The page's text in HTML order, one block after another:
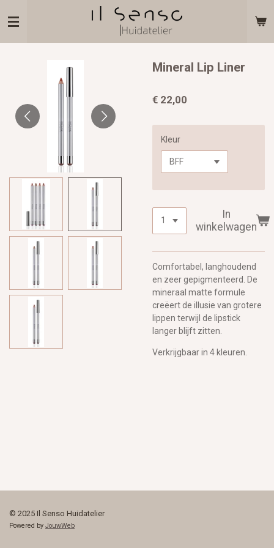
direct
Mineral Lip Liner
€ 22,00
Kleur
In
winkelwagen
Comfortabel, langhoudend
en zeer gepigmenteerd. De
mineraal matte formule
creëert de illusie van grotere
lippen terwijl de lipstick
langer blijft zitten.
Verkrijgbaar in 4 kleuren.
© 2025 Il Senso Huidatelier
Powered by JouwWeb